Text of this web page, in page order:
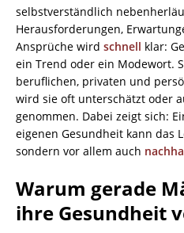
selbstverständlich
Herausforderungen,
Ansprüche wird schnell klar:
ein Trend oder ein Modewort.
beruflichen, privaten und
wird sie oft unterschätzt oder
genommen. Dabei zeigt sich:
eigenen Gesundheit kann das
sondern vor allem auch
Warum gerade
ihre Gesundheit